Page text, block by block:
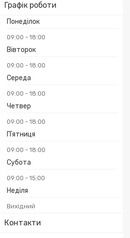
Графік роботи
Понеділок
09:00 18:00
Вівторок
09:00 18:00
Середа
09:00 18:00
Четвер
09:00 18:00
Пʼятниця
09:00 18:00
Субота
09:00 15:00
Неділя
Вихідний
Контакти